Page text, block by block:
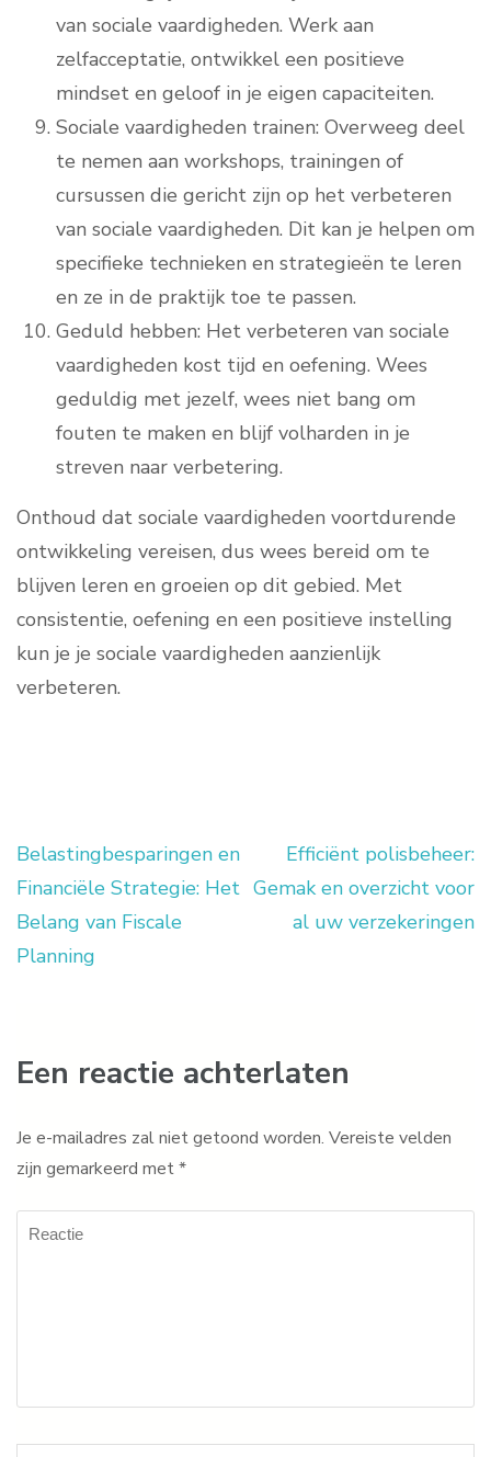
van sociale vaardigheden. Werk aan
zelfacceptatie, ontwikkel een positieve
mindset en geloof in je eigen capaciteiten.
Sociale vaardigheden trainen: Overweeg deel
te nemen aan workshops, trainingen of
cursussen die gericht zijn op het verbeteren
van sociale vaardigheden. Dit kan je helpen om
specifieke technieken en strategieën te leren
en ze in de praktijk toe te passen.
Geduld hebben: Het verbeteren van sociale
vaardigheden kost tijd en oefening. Wees
geduldig met jezelf, wees niet bang om
fouten te maken en blijf volharden in je
streven naar verbetering.
Onthoud dat sociale vaardigheden voortdurende
ontwikkeling vereisen, dus wees bereid om te
blijven leren en groeien op dit gebied. Met
consistentie, oefening en een positieve instelling
kun je je sociale vaardigheden aanzienlijk
verbeteren.
Berichtnavigatie
Belastingbesparingen en
Financiële Strategie: Het
Belang van Fiscale
Planning
Efficiënt polisbeheer:
Gemak en overzicht voor
al uw verzekeringen
Een reactie achterlaten
Je e-mailadres zal niet getoond worden. Vereiste velden
zijn gemarkeerd met*
Reactie